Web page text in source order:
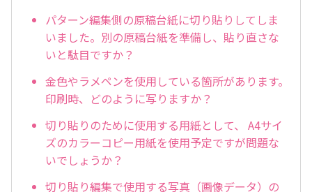
パターン編集側の原稿台紙に切り貼りしてしま
いました。別の原稿台紙を準備し、貼り直さな
いと駄目ですか？
金色やラメペンを使用している箇所があります。
印刷時、どのように写りますか？
切り貼りのために使用する用紙として、 A4サイ
ズのカラーコピー用紙を使用予定ですが問題な
いでしょうか？
切り貼り編集で使用する写真（画像データ）の